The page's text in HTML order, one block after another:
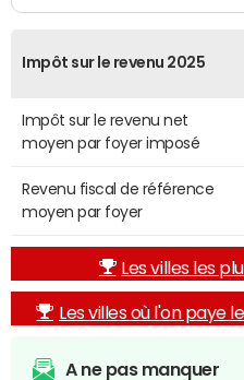
Impôt sur le revenu 2025
Impôt sur le revenu net
moyen par foyer imposé
Revenu fiscal de référence
moyen par foyer
Les villes les
Les villes où l'on paye
A ne pas manquer